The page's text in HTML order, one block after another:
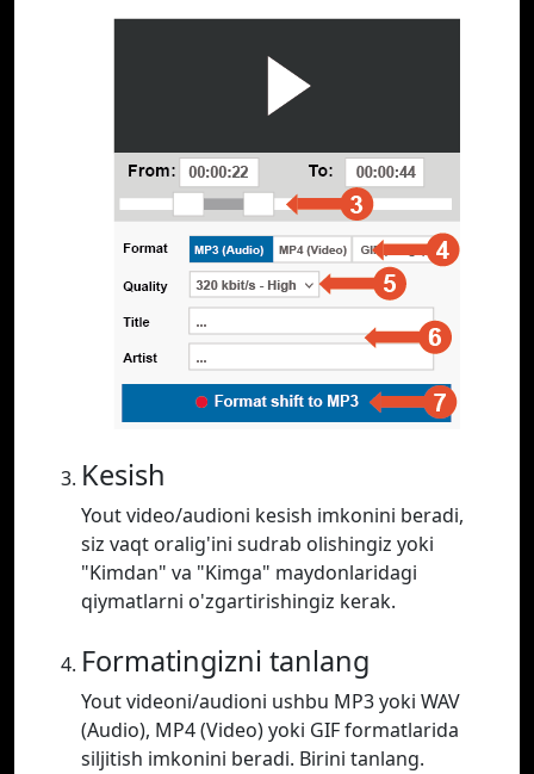
Kesish
Yout video/audioni kesish imkonini beradi,
siz vaqt oralig'ini sudrab olishingiz yoki
"Kimdan" va "Kimga" maydonlaridagi
qiymatlarni o'zgartirishingiz kerak.
Formatingizni tanlang
Yout videoni/audioni ushbu MP3 yoki WAV
(Audio), MP4 (Video) yoki GIF formatlarida
siljitish imkonini beradi. Birini tanlang.